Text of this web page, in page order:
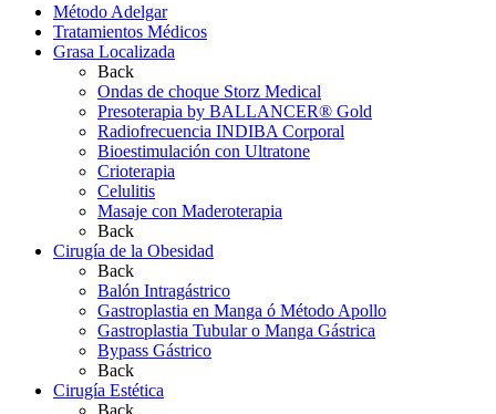
Método Adelgar
Tratamientos Médicos
Grasa Localizada
Back
Ondas de choque Storz Medical
Presoterapia by BALLANCER® Gold
Radiofrecuencia INDIBA Corporal
Bioestimulación con Ultratone
Crioterapia
Celulitis
Masaje con Maderoterapia
Back
Cirugía de la Obesidad
Back
Balón Intragástrico
Gastroplastia en Manga ó Método Apollo
Gastroplastia Tubular o Manga Gástrica
Bypass Gástrico
Back
Cirugía Estética
Back